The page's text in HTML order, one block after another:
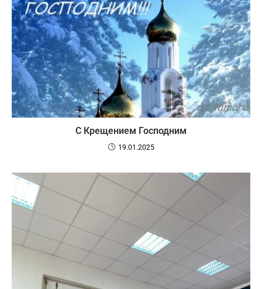
С Крещением Господним
19.01.2025